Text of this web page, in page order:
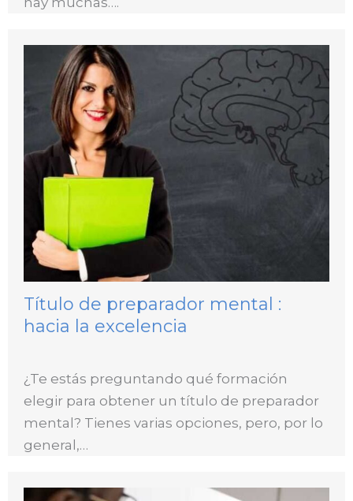
Título de preparador mental :
hacia la excelencia
¿Te estás preguntando qué formación
elegir para obtener un título de preparador
mental? Tienes varias opciones, pero, por lo
general,…